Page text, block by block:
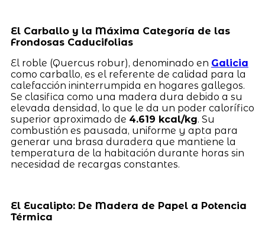
El Carballo y la Máxima Categoría de las
Frondosas Caducifolias
El roble (Quercus robur), denominado en Galicia
como carballo, es el referente de calidad para la
calefacción ininterrumpida en hogares gallegos.
Se clasifica como una madera dura debido a su
elevada densidad, lo que le da un poder calorífico
superior aproximado de 4.619 kcal/kg. Su
combustión es pausada, uniforme y apta para
generar una brasa duradera que mantiene la
temperatura de la habitación durante horas sin
necesidad de recargas constantes.
El Eucalipto: De Madera de Papel a Potencia
Térmica